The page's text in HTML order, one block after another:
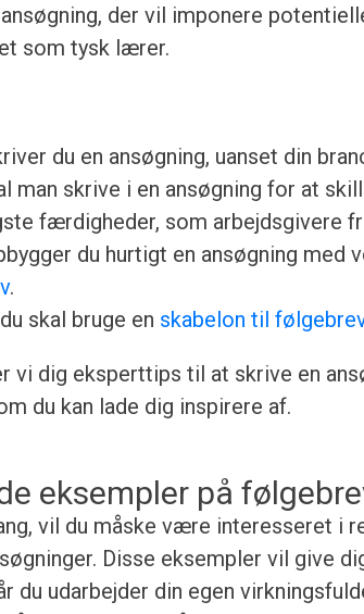
der vil imponere
som tysk lærer.
du en ansøgning, uanset din
man skrive i en ansøgning for at
færdigheder, som arbejdsgivere
du hurtigt en ansøgning med
.
skal bruge en skabelon til
vi dig eksperttips til at skrive en
du kan lade dig inspirere af.
eksempler på
vil du måske være interesseret i
Disse eksempler vil give
du udarbejder din egen